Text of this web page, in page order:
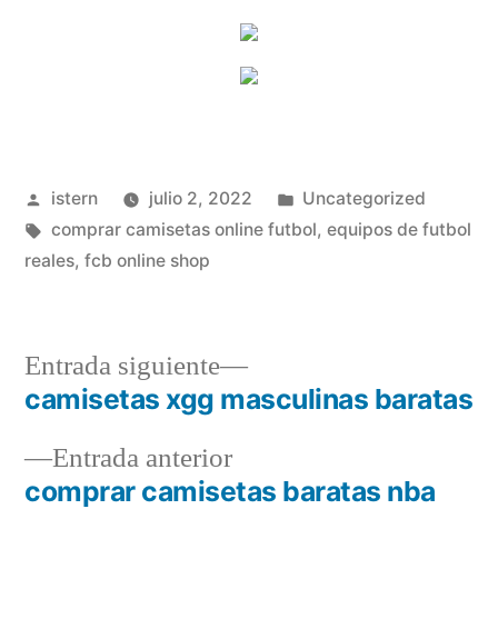
Publicado
por
istern julio 2, 2022
Publicado
en
Uncategorized
Etiquetas:
comprar camisetas online futbol, equipos de futbol
reales, fcb online shop
Navegación
de
entradas
Entrada anteriorEntrada
anterior:
comprar camisetas baratas nba
Entrada siguiente
Entrada
siguiente:
camisetas xgg masculinas baratas